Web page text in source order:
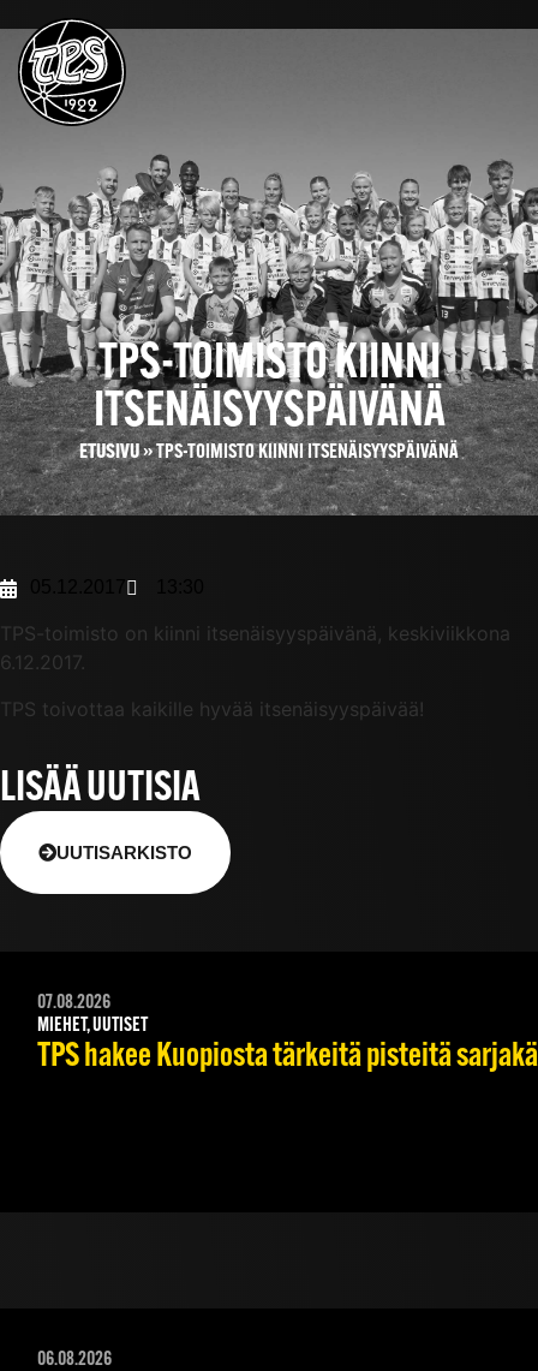
TPS-TOIMISTO KIINNI
ITSENÄISYYSPÄIVÄNÄ
ETUSIVU»TPS-TOIMISTO KIINNI ITSENÄISYYSPÄIVÄNÄ
TPS-toimisto on kiinni itsenäisyyspäivänä, keskiviikkona
6.12.2017.
TPS toivottaa kaikille hyvää itsenäisyyspäivää!
LISÄÄ UUTISIA
UUTISARKISTO
07.08.2026
MIEHET, UUTISET
TPS hakee Kuopiosta tärkeitä pisteitä
06.08.2026